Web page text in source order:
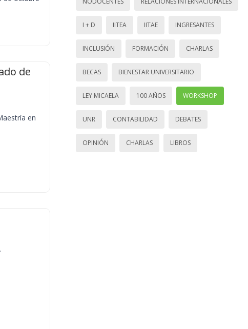
de
en
I + D IITEA IITAE INGRESANTES
INCLUSIÓN FORMACIÓN CHARLAS
BECAS BIENESTAR UNIVERSITARIO
LEY MICAELA 100 AÑOS WORKSHOP
UNR CONTABILIDAD DEBATES
OPINIÓN CHARLAS LIBROS